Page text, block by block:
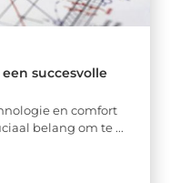
succesvolle
en comfort
belang om te ...